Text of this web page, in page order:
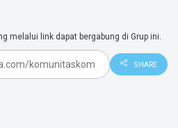
melalui link dapat bergabung di Grup ini.
SHARE